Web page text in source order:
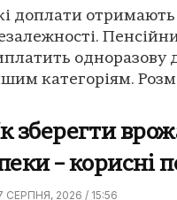
доплати
одноразову
категоріям.
зберегти
– корисні
СЕРПНЯ, 2026 / 15:56